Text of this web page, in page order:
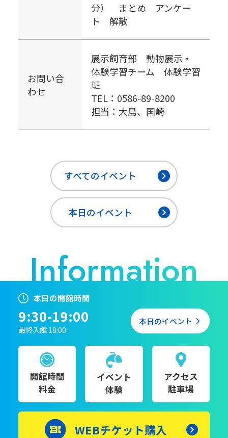
分） まとめ アンケー
ト 解散
お問い合
わせ
展示飼育部 動物展示・
体験学習チーム 体験学習
班
TEL：0586-89-8200
担当：大島、国崎
すべてのイベント
本日のイベント
本日の開館時間
9:30-19:00
最終入館 18:00
本日のイベント
開館時間
料金
イベント
体験
アクセス
駐車場
WEBチケット購入